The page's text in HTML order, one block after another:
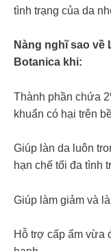
tình trạng của da
Nàng nghĩ sao về
Botanica khi:
Thành phần chứa
khuẩn có hại trên
Giúp làn da luôn
hạn chế tối đa tình
Giúp làm giảm và
Hỗ trợ cấp ẩm vừa